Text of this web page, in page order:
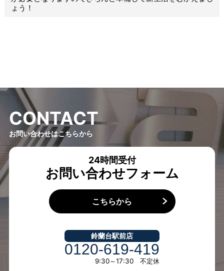
CONTACT
お問い合わせはこちらから
24時間受付
お問い合わせフォーム
こちらから
鈴蘭台駅前店
0120-619-419
9:30～17:30 不定休